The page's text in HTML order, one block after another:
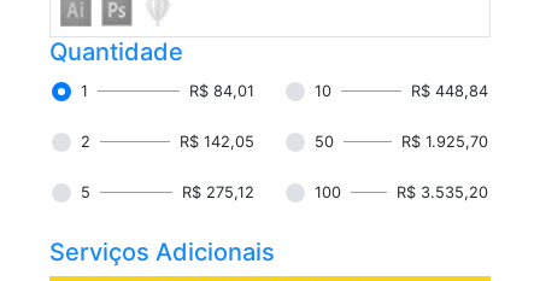
Quantidade
1 R$ 84,01 10 R$ 448,84
2 R$ 142,05 50 R$ 1.925,70
5 R$ 275,12 100 R$ 3.535,20
Serviços Adicionais